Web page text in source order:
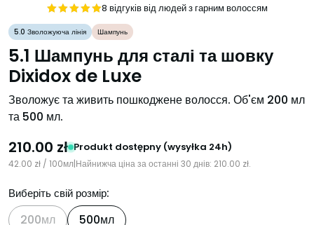
5na 5
8 відгуків від людей з гарним волоссям
5.0 Зволожуюча лінія Шампунь
5.1 Шампунь для сталі та шовку
Dixidox de Luxe
Зволожує та живить пошкоджене волосся. Об'єм 200 мл
та 500 мл.
210.00 zł Produkt dostępny (wysyłka 24h)
42.00 zł / 100мл|Найнижча ціна за останні 30 днів: 210.00 zł.
Виберіть свій розмір:
200мл 500мл